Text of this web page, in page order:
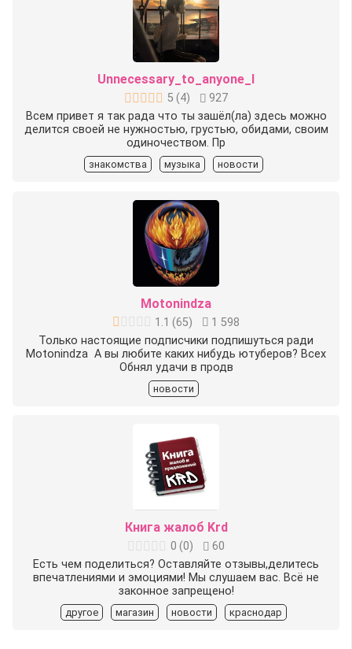
Unnecessary_to_anyone_I
5 (4)
927
Всем привет я так рада что ты зашёл(ла) здесь можно
делится своей не нужностью, грустью, обидами, своим
одиночеством. Пр
знакомства музыка новости
Motonindza
1.1 (65)
1 598
Только настоящие подписчики подпишуться ради
Motonindza ️ А вы любите каких нибудь ютуберов? Всех
Обнял удачи в продв
новости
Книга жалоб Krd
0 (0)
60
Есть чем поделиться? Оставляйте отзывы,делитесь
впечатлениями и эмоциями! Мы слушаем вас. Всё не
законное запрещено!
другое магазин новости краснодар